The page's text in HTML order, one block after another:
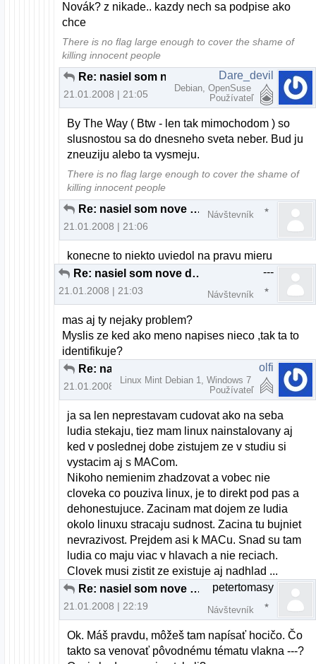
Novák? z nikade.. kazdy nech sa podpise ako
chce
There is no flag large enough to cover the shame of
killing innocent people
21.01.2008 | 21:05
Dare_devil
Debian, OpenSuse
Používateľ
By The Way ( Btw - len tak mimochodom ) so
slusnostou sa do dnesneho sveta neber. Bud ju
zneuziju alebo ta vysmeju.
There is no flag large enough to cover the shame of
killing innocent people
Re: nasiel som nove distro
21.01.2008 | 21:06
Návštevník
konecne to niekto uviedol na pravu mieru
Re: nasiel som nove distro
21.01.2008 | 21:03
---
Návštevník
mas aj ty nejaky problem?
Myslis ze ked ako meno napises nieco ,tak ta to
identifikuje?
21.01.2008 | 22:06
olfi
Linux Mint Debian 1, Windows 7
Používateľ
ja sa len neprestavam cudovat ako na seba
ludia stekaju, tiez mam linux nainstalovany aj
ked v poslednej dobe zistujem ze v studiu si
vystacim aj s MACom.
Nikoho nemienim zhadzovat a vobec nie
cloveka co pouziva linux, je to direkt pod pas a
dehonestujuce. Zacinam mat dojem ze ludia
okolo linuxu stracaju sudnost. Zacina tu bujniet
nevrazivost. Prejdem asi k MACu. Snad su tam
ludia co maju viac v hlavach a nie reciach.
Clovek musi zistit ze existuje aj nadhlad ...
Re: nasiel som nove distro
21.01.2008 | 22:19
petertomasy
Návštevník
Ok. Máš pravdu, môžeš tam napísať hocičo. Čo
takto sa venovať pôvodnému tématu vlakna ---?